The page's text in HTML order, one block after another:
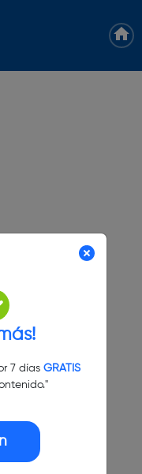
7 días GRATIS